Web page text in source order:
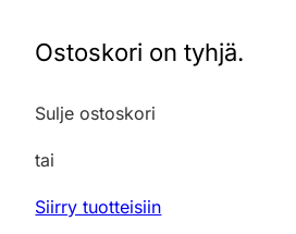
Ostoskori on tyhjä.
Sulje ostoskori
tai
Siirry tuotteisiin